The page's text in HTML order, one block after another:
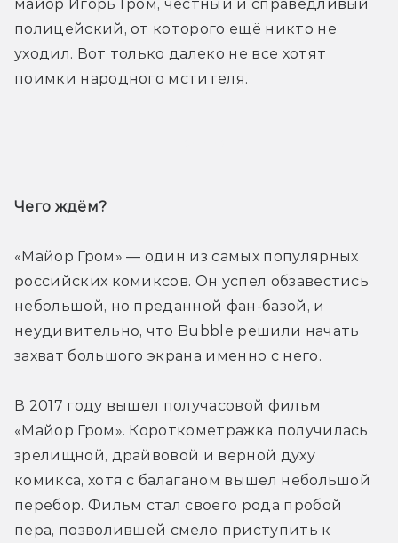
майор Игорь Гром, честный и справедливый
полицейский, от которого ещё никто не
уходил. Вот только далеко не все хотят
поимки народного мстителя.
Чего ждём?
«Майор Гром» — один из самых популярных
российских комиксов. Он успел обзавестись
небольшой, но преданной фан-базой, и
неудивительно, что Bubble решили начать
захват большого экрана именно с него.
В 2017 году вышел получасовой фильм
«Майор Гром». Короткометражка получилась
зрелищной, драйвовой и верной духу
комикса, хотя с балаганом вышел небольшой
перебор. Фильм стал своего рода пробой
пера, позволившей смело приступить к